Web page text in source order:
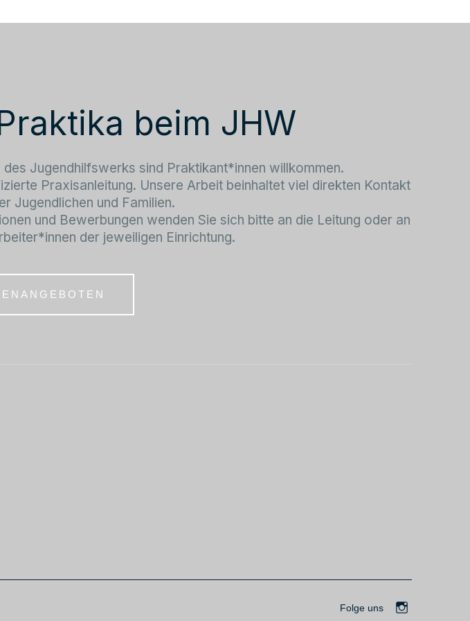
beim JHW
des Jugendhilfswerks sind Praktikant*innen willkommen.
Praxisanleitung. Unsere Arbeit beinhaltet viel direkten Kontakt
Jugendlichen und Familien.
und Bewerbungen wenden Sie sich bitte an die Leitung oder an
der jeweiligen Einrichtung.
Folge uns